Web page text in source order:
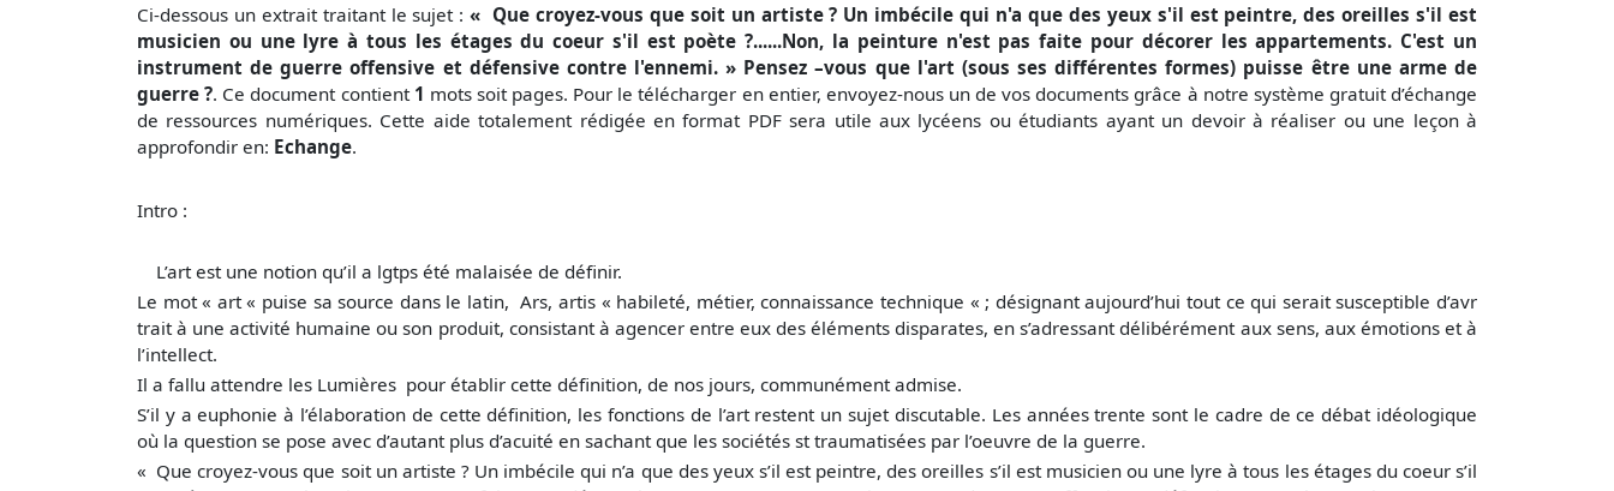
Ci-dessous un extrait traitant le sujet :« Que croyez-vous que soit un artiste ? Un imbécile qui n'a que des yeux s'il est peintre, des oreilles s'il est
musicien ou une lyre à tous les étages du coeur s'il est poète ?......Non, la peinture n'est pas faite pour décorer les appartements. C'est un
instrument de guerre offensive et défensive contre l'ennemi. » Pensez –vous que l'art (sous ses différentes formes) puisse être une arme de
guerre ?. Ce document contient 1 mots soit pages. Pour le télécharger en entier, envoyez-nous un de vos documents grâce à notre système gratuit d’échange
de ressources numériques. Cette aide totalement rédigée en format PDF sera utile aux lycéens ou étudiants ayant un devoir à réaliser ou une leçon à
approfondir en: Echange.
Intro :
L’art est une notion qu’il a lgtps été malaisée de définir.
Le mot « art « puise sa source dans le latin, Ars, artis « habileté, métier, connaissance technique « ; désignant aujourd’hui tout ce qui serait susceptible d’avr
trait à une activité humaine ou son produit, consistant à agencer entre eux des éléments disparates, en s’adressant délibérément aux sens, aux émotions et à
l’intellect.
Il a fallu attendre les Lumières pour établir cette définition, de nos jours, communément admise.
S’il y a euphonie à l’élaboration de cette définition, les fonctions de l’art restent un sujet discutable. Les années trente sont le cadre de ce débat idéologique
où la question se pose avec d’autant plus d’acuité en sachant que les sociétés st traumatisées par l’oeuvre de la guerre.
« Que croyez-vous que soit un artiste ? Un imbécile qui n’a que des yeux s’il est peintre, des oreilles s’il est musicien ou une lyre à tous les étages du coeur s’il